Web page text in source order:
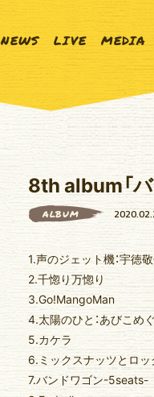
NEWS LIVE MEDIA
8th album「
ALBUM
1.声のジェット機：宇徳
2.千惚り万惚り
3.Go!MangoMan
4.太陽のひと：あびこめ
5.カケラ
6.ミックスナッツとロッ
7.バンドワゴン-5seats-